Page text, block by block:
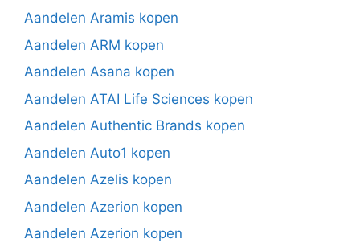
Aandelen Aramis kopen
Aandelen ARM kopen
Aandelen Asana kopen
Aandelen ATAI Life Sciences kopen
Aandelen Authentic Brands kopen
Aandelen Auto1 kopen
Aandelen Azelis kopen
Aandelen Azerion kopen
Aandelen Azerion kopen